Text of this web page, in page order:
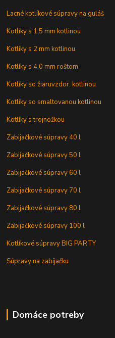
Lacné kotlíkové súpravy na guláš
Kotlíky s 1,5 mm kotlinou
Kotlíky s 2 mm kotlinou
Kotlíky s 4,0 mm roštom
Kotlíky so žiaruvzdor. kotlinou
Kotlíky so smaltovanou kotlinou
Kotlíky s trojnožkou
Zabijačkové súpravy 40 l
Zabijačkové súpravy 50 l
Zabijačkové súpravy 60 l
Zabijačkové súpravy 70 l
Zabijačkové súpravy 80 l
Zabijačkové súpravy 100 l
Kotlíkové súpravy BIG PARTY
Súpravy na zabíjačku
Domáce potreby